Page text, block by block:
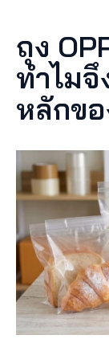
ถุง
ทำไมจึ
หลักข